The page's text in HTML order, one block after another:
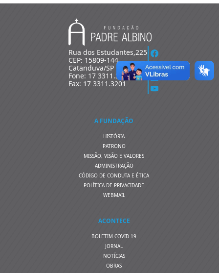
Rua dos Estudantes,225
CEP: 15809-144
Catanduva/SP
Fone: 17 3311.3200
Fax: 17 3311.3201
A FUNDAÇÃO
HISTÓRIA
PATRONO
MISSÃO, VISÃO E VALORES
ADMINISTRAÇÃO
CÓDIGO DE CONDUTA E ÉTICA
POLÍTICA DE PRIVACIDADE
WEBMAIL
ACONTECE
BOLETIM COVID-19
JORNAL
NOTÍCIAS
OBRAS